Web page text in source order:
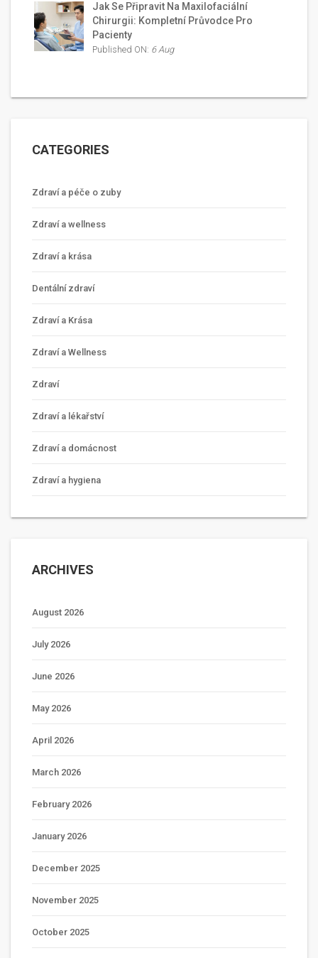
Jak Se Připravit Na Maxilofaciální
Chirurgii: Kompletní Průvodce Pro
Pacienty
Published ON: 6 Aug
CATEGORIES
Zdraví a péče o zuby
Zdraví a wellness
Zdraví a krása
Dentální zdraví
Zdraví a Krása
Zdraví a Wellness
Zdraví
Zdraví a lékařství
Zdraví a domácnost
Zdraví a hygiena
ARCHIVES
August 2026
July 2026
June 2026
May 2026
April 2026
March 2026
February 2026
January 2026
December 2025
November 2025
October 2025